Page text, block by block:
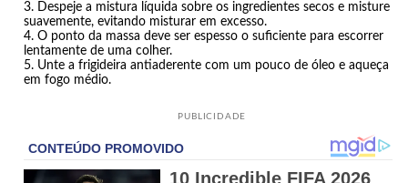
Despeje a mistura líquida sobre os ingredientes secos e misture
suavemente, evitando misturar em excesso.
O ponto da massa deve ser espesso o suficiente para escorrer
lentamente de uma colher.
Unte a frigideira antiaderente com um pouco de óleo e aqueça
em fogo médio.
PUBLICIDADE